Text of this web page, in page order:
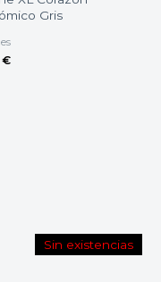
Gris
€
Sin existencias